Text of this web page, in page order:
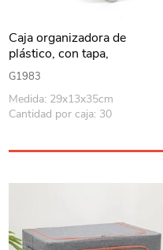
Caja organizadora de
plástico, con tapa,
29x13x35cm
G1983
Medida: 29x13x35cm
Cantidad por caja: 30